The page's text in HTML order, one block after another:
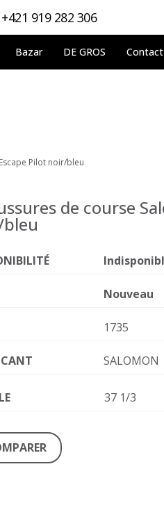
+421 919 282 306
Bazar DE GROS Contact
Pilot noir/bleu
de course
Nouveau
1735
SALOMON
37 1/3